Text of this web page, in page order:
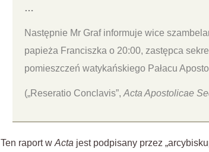
…
Następnie Mr Graf informuje wice
papieża Franciszka o 20:00, zastępca
pomieszczeń watykańskiego Pałacu
(„Reseratio Conclavis”, Acta Apostolicae
Ten raport w Acta jest podpisany przez